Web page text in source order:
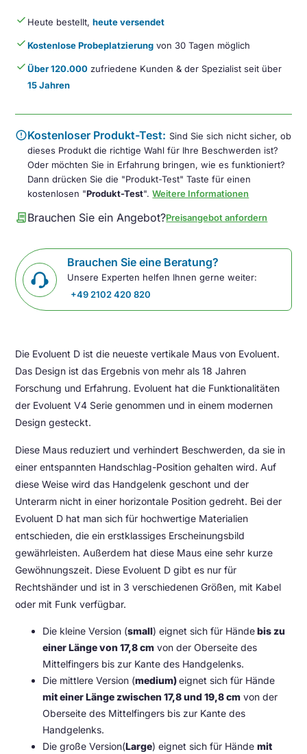
done Heute bestellt,heute versendet
doneKostenlose Probeplatzierung von 30 Tagen möglich
doneÜber 120.000 zufriedene Kunden & der Spezialist seit über
15 Jahren
errorKostenloser Produkt-Test: Sind Sie sich nicht sicher, ob
dieses Produkt die richtige Wahl für Ihre Beschwerden ist?
Oder möchten Sie in Erfahrung bringen, wie es funktioniert?
Dann drücken Sie die "Produkt-Test" Taste für einen
kostenlosen "Produkt-Test".Weitere Informationen
contractBrauchen Sie ein Angebot?Preisangebot anfordern
Brauchen Sie eine Beratung?
Unsere Experten helfen Ihnen gerne weiter:
+49 2102 420 820
Die Evoluent D ist die neueste vertikale Maus von Evoluent.
Das Design ist das Ergebnis von mehr als 18 Jahren
Forschung und Erfahrung. Evoluent hat die Funktionalitäten
der Evoluent V4 Serie genommen und in einem modernen
Design gesteckt.
Diese Maus reduziert und verhindert Beschwerden, da sie in
einer entspannten Handschlag-Position gehalten wird. Auf
diese Weise wird das Handgelenk geschont und der
Unterarm nicht in einer horizontale Position gedreht. Bei der
Evoluent D hat man sich für hochwertige Materialien
entschieden, die ein erstklassiges Erscheinungsbild
gewährleisten. Außerdem hat diese Maus eine sehr kurze
Gewöhnungszeit. Diese Evoluent D gibt es nur für
Rechtshänder und ist in 3 verschiedenen Größen, mit Kabel
oder mit Funk verfügbar.
Die kleine Version (small) eignet sich für Händebis zu
einer Länge von 17,8 cm von der Oberseite des
Mittelfingers bis zur Kante des Handgelenks.
Die mittlere Version (medium)eignet sich für Hände
mit einer Länge zwischen 17,8 und 19,8 cm von der
Oberseite des Mittelfingers bis zur Kante des
Handgelenks.
Die große Version(Large) eignet sich für Händemit